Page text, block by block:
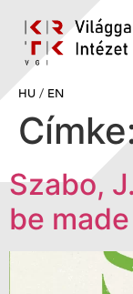
HU / EN
Szabo,
be